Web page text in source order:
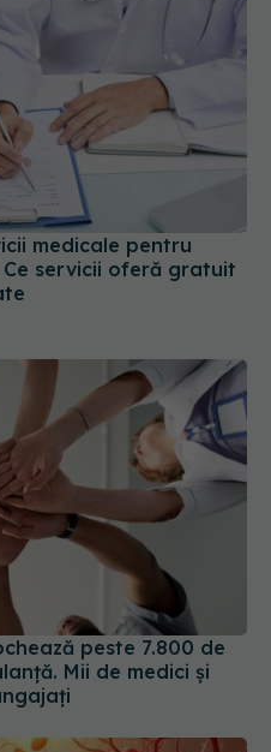
medicale pentru
servicii oferă gratuit
peste 7.800 de
Mii de medici și